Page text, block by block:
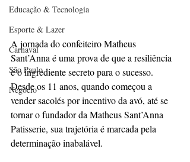
Educação & Tecnologia
Esporte & Lazer
Carnaval
São Paulo
Negocio
A jornada do confeiteiro Matheus
Sant’Anna é uma prova de que a resiliência
é o ingrediente secreto para o sucesso.
Desde os 11 anos, quando começou a
vender sacolés por incentivo da avó, até se
tornar o fundador da Matheus Sant’Anna
Patisserie, sua trajetória é marcada pela
determinação inabalável.